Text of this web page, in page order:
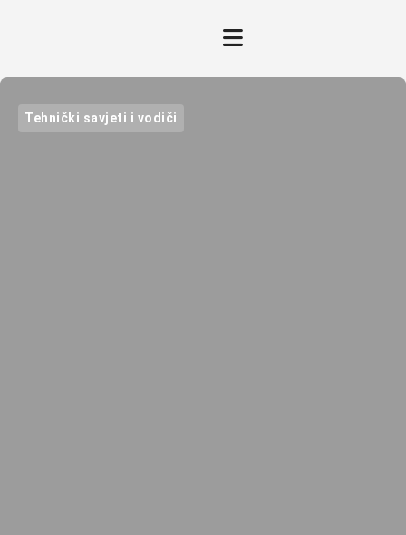
Tehnički savjeti i vodiči